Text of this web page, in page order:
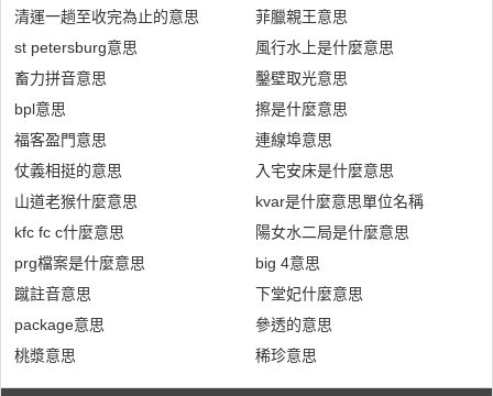
清運一趟至收完為止的意思
st petersburg意思
畜力拼音意思
bpl意思
福客盈門意思
仗義相挺的意思
山道老猴什麼意思
kfc fc c什麼意思
prg檔案是什麼意思
蹴註音意思
package意思
桃漿意思
菲臘親王意思
風行水上是什麼意思
鑿壁取光意思
擦是什麼意思
連線埠意思
入宅安床是什麼意思
kvar是什麼意思單位名稱
陽女水二局是什麼意思
big 4意思
下堂妃什麼意思
參透的意思
稀珍意思